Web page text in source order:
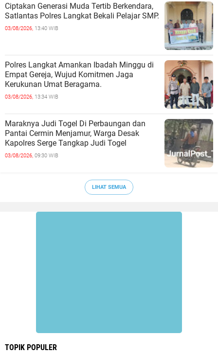
Ciptakan Generasi Muda Tertib Berkendara,
Satlantas Polres Langkat Bekali Pelajar SMP.
03/08/2026, 13:40 WIB
Polres Langkat Amankan Ibadah Minggu di
Empat Gereja, Wujud Komitmen Jaga
Kerukunan Umat Beragama.
03/08/2026, 13:34 WIB
Maraknya Judi Togel Di Perbaungan dan
Pantai Cermin Menjamur, Warga Desak
Kapolres Serge Tangkap Judi Togel
03/08/2026, 09:30 WIB
LIHAT SEMUA
TOPIK POPULER